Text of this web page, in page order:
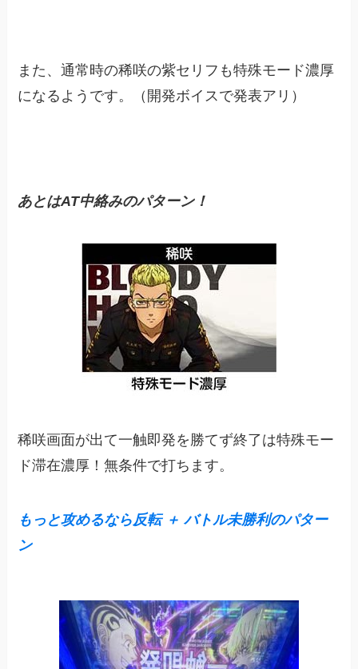
また、通常時の稀咲の紫セリフも特殊モード濃厚
になるようです。（開発ボイスで発表アリ）
あとはAT中絡みのパターン！
稀咲画面が出て一触即発を勝てず終了は特殊モー
ド滞在濃厚！無条件で打ちます。
もっと攻めるなら反転 ＋ バトル未勝利のパター
ン